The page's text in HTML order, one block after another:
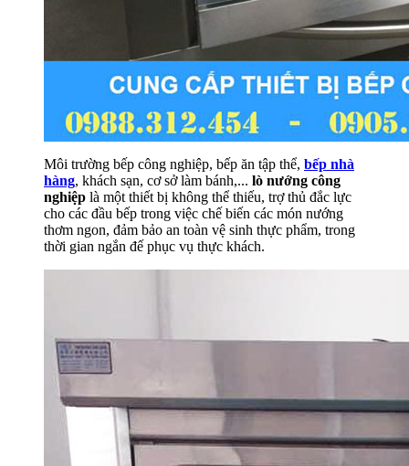
Môi trường bếp công nghiệp, bếp ăn tập thể, bếp nhà
hàng, khách sạn, cơ sở làm bánh,... lò nướng công
nghiệp là một thiết bị không thể thiếu, trợ thủ đắc lực
cho các đầu bếp trong việc chế biến các món nướng
thơm ngon, đảm bảo an toàn vệ sinh thực phẩm, trong
thời gian ngắn đế phục vụ thực khách.